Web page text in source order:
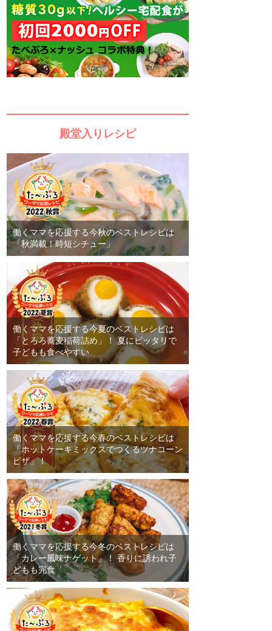
殿堂入りレシピ
働くママを応援する今秋のベストレシピは
「秋満載！時短シチュー」
働くママを応援する今夏のベストレシピは
「とろろ蕎麦稲荷詰め」！ 夏にピッタリで
子どもも食べやすい
働くママを応援する今春のベストレシピは
「ホットケーキミックスでつくるツナコーン
ピザ」！
働くママを応援する今冬のベストレシピは
「カレー風味ナゲット」！ 香りに誘われ子
どもも完食